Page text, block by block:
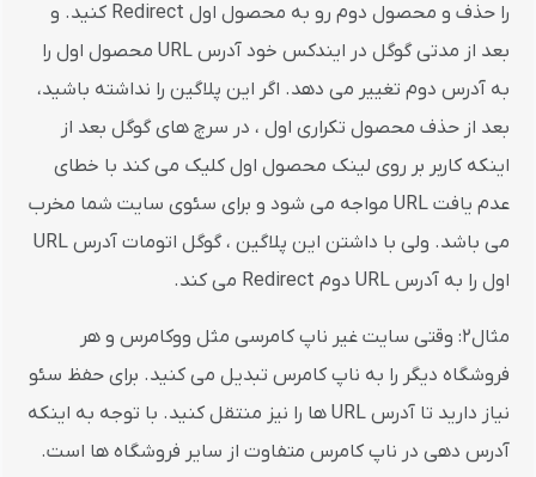
را حذف و محصول دوم رو به محصول اول Redirect کنید. و
بعد از مدتی گوگل در ایندکس خود آدرس URL محصول اول را
به آدرس دوم تغییر می دهد. اگر این پلاگین را نداشته باشید،
بعد از حذف محصول تکراری اول ، در سرچ های گوگل بعد از
اینکه کاربر بر روی لینک محصول اول کلیک می کند با خطای
عدم یافت URL مواجه می شود و برای سئوی سایت شما مخرب
می باشد. ولی با داشتن این پلاگین ، گوگل اتومات آدرس URL
اول را به آدرس URL دوم Redirect می کند.
مثال2: وقتی سایت غیر ناپ کامرسی مثل ووکامرس و هر
فروشگاه دیگر را به ناپ کامرس تبدیل می کنید. برای حفظ سئو
نیاز دارید تا آدرس URL ها را نیز منتقل کنید. با توجه به اینکه
آدرس دهی در ناپ کامرس متفاوت از سایر فروشگاه ها است.